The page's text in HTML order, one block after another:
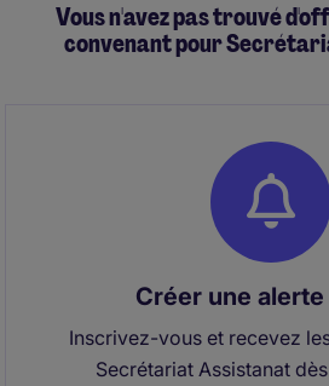
Vous n'avez pas trouvé
convenant pour
Créer une
Inscrivez-vous et recevez
Secrétariat Assistanat